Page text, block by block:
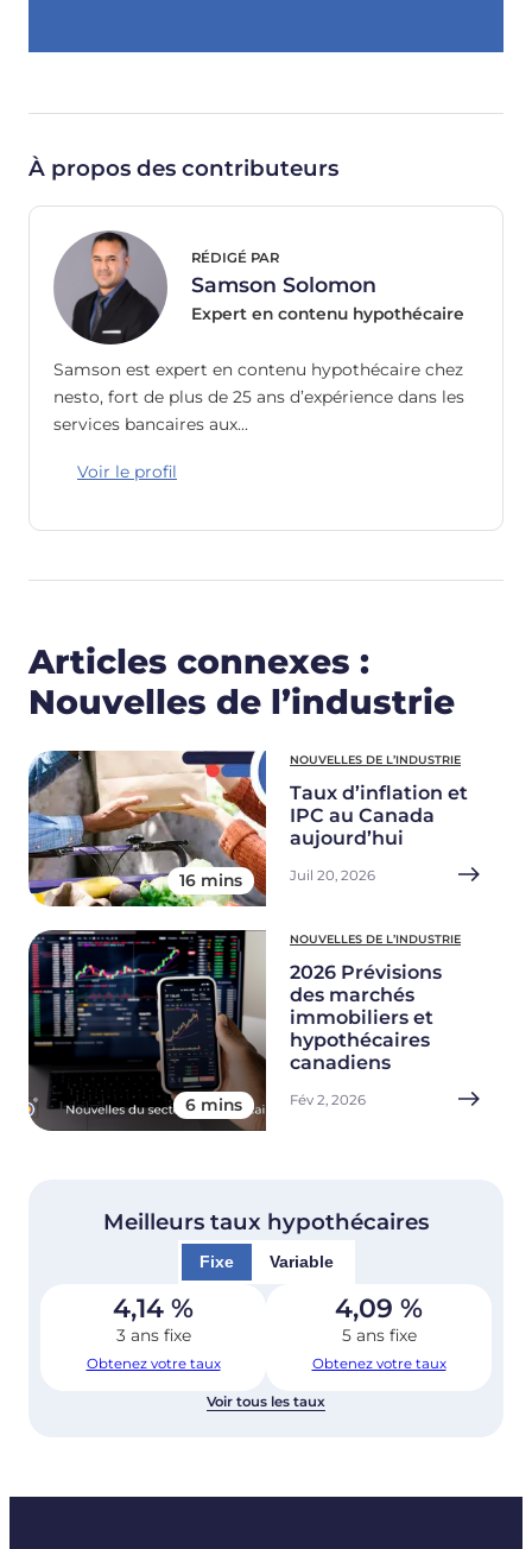
À propos des contributeurs
RÉDIGÉ PAR
Samson Solomon
Expert en contenu hypothécaire
Samson est expert en contenu hypothécaire chez
nesto, fort de plus de 25 ans d’expérience dans les
services bancaires aux…
Voir le profil
Articles connexes :
Nouvelles de l’industrie
16 mins
NOUVELLES DE L’INDUSTRIE
Taux d’inflation et
IPC au Canada
aujourd’hui
Juil 20, 2026
6 mins
NOUVELLES DE L’INDUSTRIE
2026 Prévisions
des marchés
immobiliers et
hypothécaires
canadiens
Fév 2, 2026
Meilleurs taux hypothécaires
Fixe Variable
4,14 %
3 ans fixe
Obtenez votre taux
4,09 %
5 ans fixe
Obtenez votre taux
Voir tous les taux